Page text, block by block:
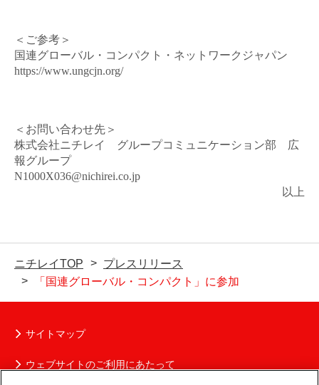
＜ご参考＞
国連グローバル・コンパクト・ネットワークジャパン
https://www.ungcjn.org/
＜お問い合わせ先＞
株式会社ニチレイ グループコミュニケーション部 広
報グループ
N1000X036@nichirei.co.jp
以上
ニチレイTOP
プレスリリース
「国連グローバル・コンパクト」に参加
サイトマップ
ウェブサイトのご利用にあたって